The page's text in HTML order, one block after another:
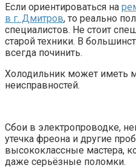
Если ориентироваться на
в г. Дмитров, то реально
специалистов. Не стоит
старой техники. В
всегда починить.
Холодильник может иметь
неисправностей.
Сбои в электропроводке,
утечка фреона и другие
высококлассные мастера,
даже серьёзные поломки.